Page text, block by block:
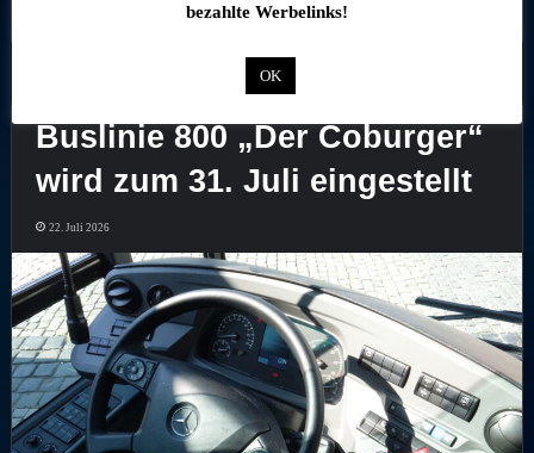
Buslinie 800 „Der Coburger“
wird zum 31. Juli eingestellt
22. Juli 2026
bezahlte Werbelinks!
OK